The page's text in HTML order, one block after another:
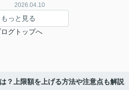
2026.04.10
もっと見る
ログトップへ
？上限額を上げる方法や注意点も解説